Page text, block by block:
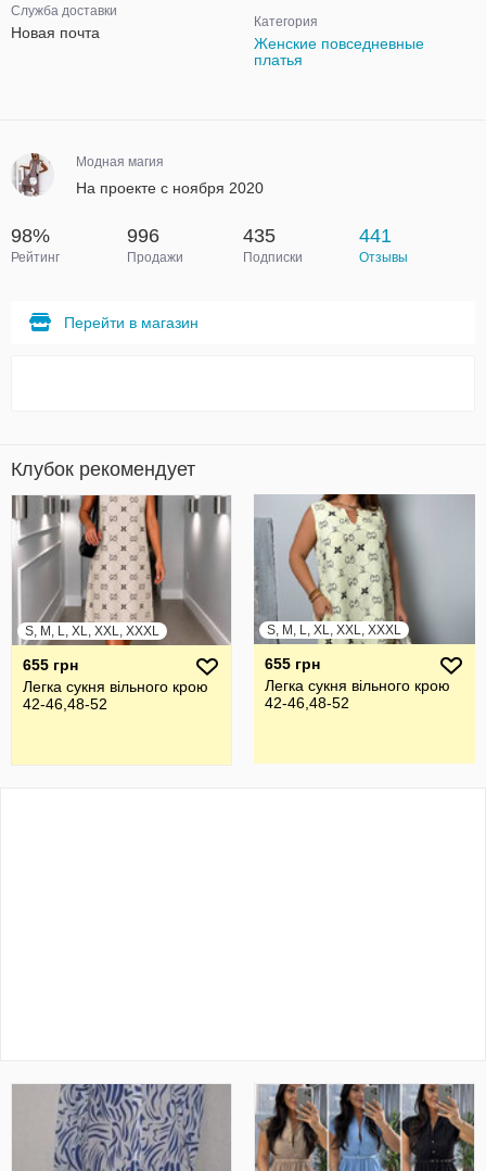
Служба доставки
Новая почта
Категория
Женские повседневные
платья
Модная магия
На проекте с ноября 2020
98%
Рейтинг
996
Продажи
435
Подписки
441
Отзывы
Перейти в магазин
Клубок рекомендует
S, M, L, XL, XXL, XXXL
655 грн
Легка сукня вільного крою
42-46,48-52
S, M, L, XL, XXL, XXXL
655 грн
Легка сукня вільного крою
42-46,48-52